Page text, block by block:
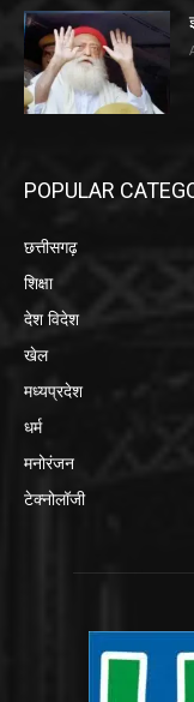
POPULAR
छत्तीसगढ़
शिक्षा
देश विदेश
खेल
मध्यप्रदेश
धर्म
मनोरंजन
टेक्नोलॉजी